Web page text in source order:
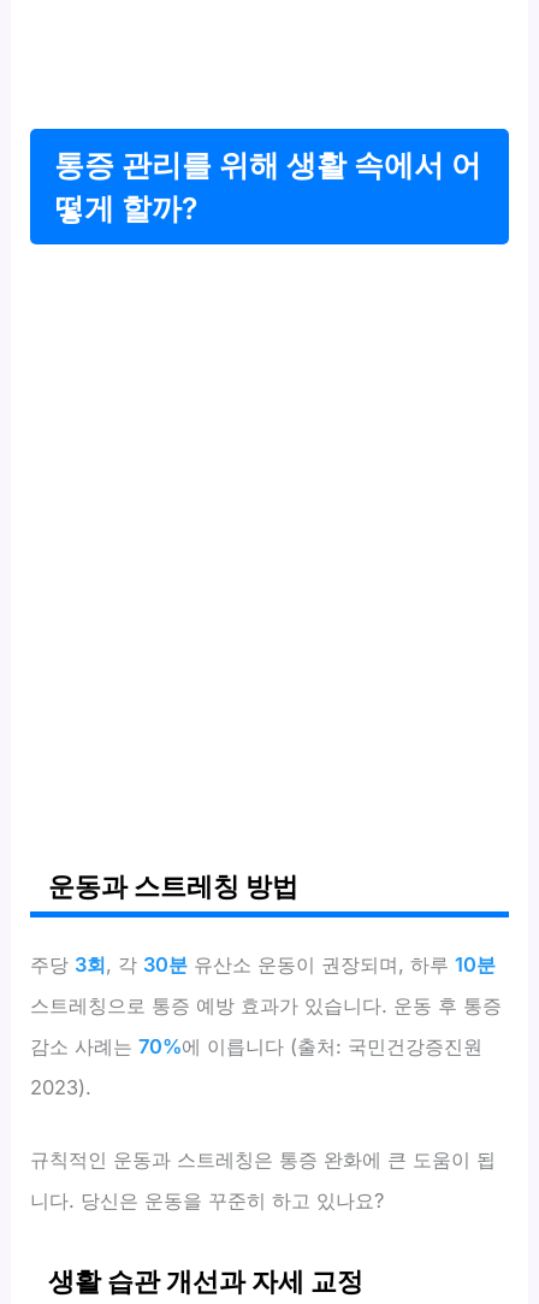
통증 관리를 위해 생활 속에서 어
떻게 할까?
운동과 스트레칭 방법
주당 3회, 각 30분 유산소 운동이 권장되며, 하루10분
스트레칭으로 통증 예방 효과가 있습니다. 운동 후 통증
감소 사례는70%에 이릅니다 (출처: 국민건강증진원
2023).
규칙적인 운동과 스트레칭은 통증 완화에 큰 도움이 됩
니다. 당신은 운동을 꾸준히 하고 있나요?
생활 습관 개선과 자세 교정